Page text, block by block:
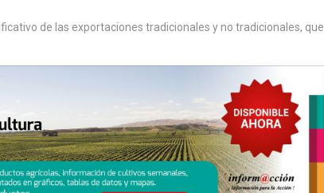
de las exportaciones tradicionales y no tradicionales, que